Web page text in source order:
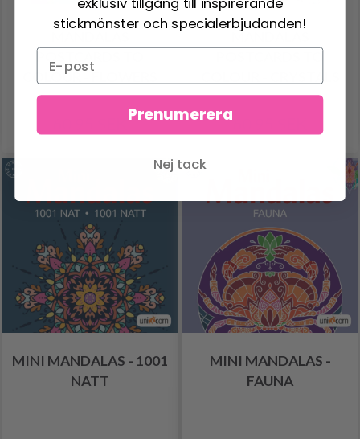
COLOUR - FLOWERS
MANDALAS
MINI MANDALAS - 1001
NATT
MINI MANDALAS -
FAUNA
stickmönster och specialerbjudanden!
Prenumerera
Nej tack